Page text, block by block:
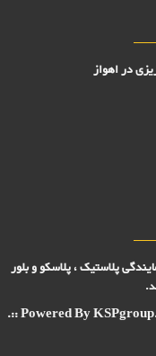
در اهواز
پلاستیک ، پلاسکو و بلور